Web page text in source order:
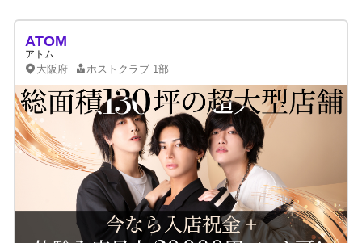
ATOM
アトム
大阪府 ホストクラブ 1部